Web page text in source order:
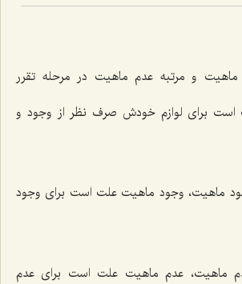
و مرتبه عدم ماهیت در مرحله تقرر
براى لوازم خودش صرف نظر از وجود و
ماهیت، وجود ماهیت علت است براى وجود
ماهیت، عدم ماهیت علت است براى عدم